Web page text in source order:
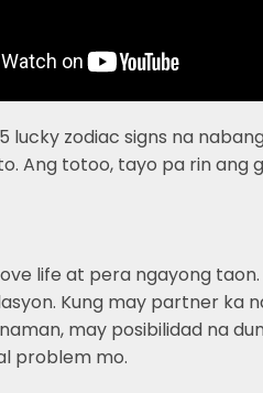
lucky zodiac signs na
Ang totoo, tayo pa rin ang
life at pera ngayong
Kung may partner ka
may posibilidad na
problem mo.